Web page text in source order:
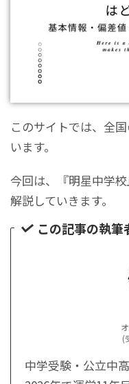
このサイトでは、全
います。
今回は、『明星中学
解説していきます。
この記事の執筆
(
中学受験・公立中